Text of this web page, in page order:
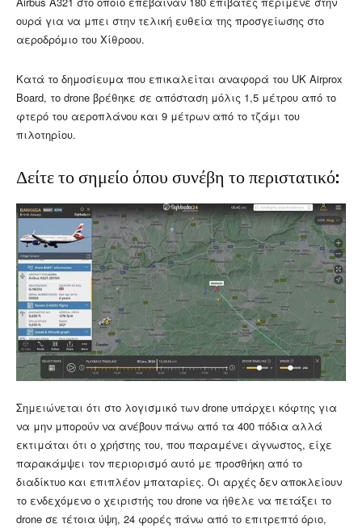
ουρά για να μπει στην τελική ευθεία της προσγείωσης στο
αεροδρόμιο του Χίθροου.
Κατά το δημοσίευμα που επικαλείται αναφορά του UK Airprox
Board, το drone βρέθηκε σε απόσταση μόλις 1,5 μέτρου από το
φτερό του αεροπλάνου και 9 μέτρων από το τζάμι του
πιλοτηρίου.
Δείτε το σημείο όπου συνέβη το περιστατικό:
Σημειώνεται ότι στο λογισμικό των drone υπάρχει κόφτης για
να μην μπορούν να ανέβουν πάνω από τα 400 πόδια αλλά
εκτιμάται ότι ο χρήστης του, που παραμένει άγνωστος, είχε
παρακάμψει τον περιορισμό αυτό με προσθήκη από το
διαδίκτυο και επιπλέον μπαταρίες. Οι αρχές δεν αποκλείουν
το ενδεχόμενο ο χειριστής του drone να ήθελε να πετάξει το
drone σε τέτοια ύψη, 24 φορές πάνω από το επιτρεπτό όριο,